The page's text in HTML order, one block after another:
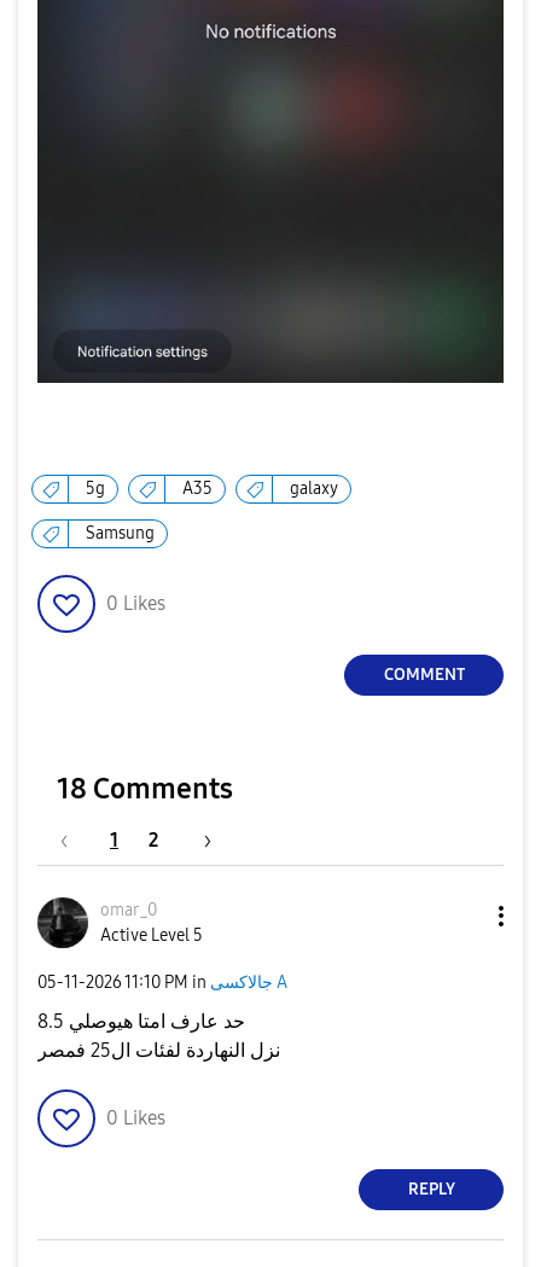
5g A35 galaxy
Samsung
0 Likes
COMMENT
18 Comments
1 2
omar_0
Active Level 5
‎05-11-202611:10 PM in جالاكسى A
حد عارف امتا هيوصلي 8.5
نزل النهاردة لفئات ال25 فمصر
0 Likes
REPLY